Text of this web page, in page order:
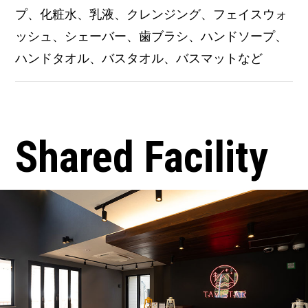
プ、化粧水、乳液、クレンジング、フェイスウォ
ッシュ、シェーバー、歯ブラシ、ハンドソープ、
ハンドタオル、バスタオル、バスマットなど
Shared Facility